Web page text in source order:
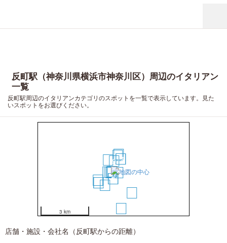
反町駅（神奈川県横浜市神奈川区）周辺のイタリアン
一覧
反町駅周辺のイタリアンカテゴリのスポットを一覧で表示しています。見た
いスポットをお選びください。
1
2
3 4
5
6
911
12
13
14
15
16
17
1819
20
3 km
店舗・施設・会社名（反町駅からの距離）